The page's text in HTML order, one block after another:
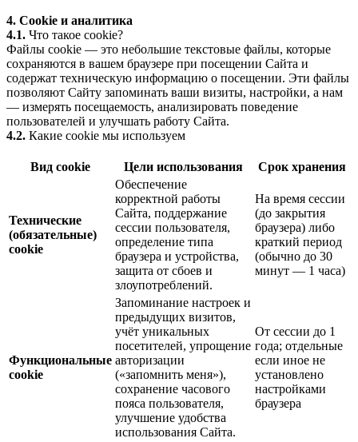
4. Cookie и аналитика
4.1. Что такое cookie?
Файлы cookie — это небольшие текстовые файлы, которые
сохраняются в вашем браузере при посещении Сайта и
содержат техническую информацию о посещении. Эти файлы
позволяют Сайту запоминать ваши визиты, настройки, а нам
— измерять посещаемость, анализировать поведение
пользователей и улучшать работу Сайта.
4.2. Какие cookie мы используем
Вид cookie Цели использования Срок хранения
Технические
(обязательные)
cookie
Обеспечение
корректной работы
Сайта, поддержание
сессии пользователя,
определение типа
браузера и устройства,
защита от сбоев и
злоупотреблений.
На время сессии
(до закрытия
браузера) либо
краткий период
(обычно до 30
минут — 1 часа)
Функциональные
cookie
Запоминание настроек и
предыдущих визитов,
учёт уникальных
посетителей, упрощение
авторизации
(«запомнить меня»),
сохранение часового
пояса пользователя,
улучшение удобства
использования Сайта.
От сессии до 1
года; отдельные
если иное не
установлено
настройками
браузера